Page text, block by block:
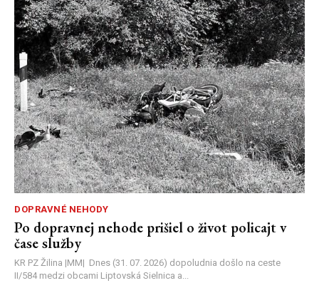
DOPRAVNÉ NEHODY
Po dopravnej nehode prišiel o život policajt v
čase služby
KR PZ Žilina |MM| Dnes (31. 07. 2026) dopoludnia došlo na ceste
II/584 medzi obcami Liptovská Sielnica a...